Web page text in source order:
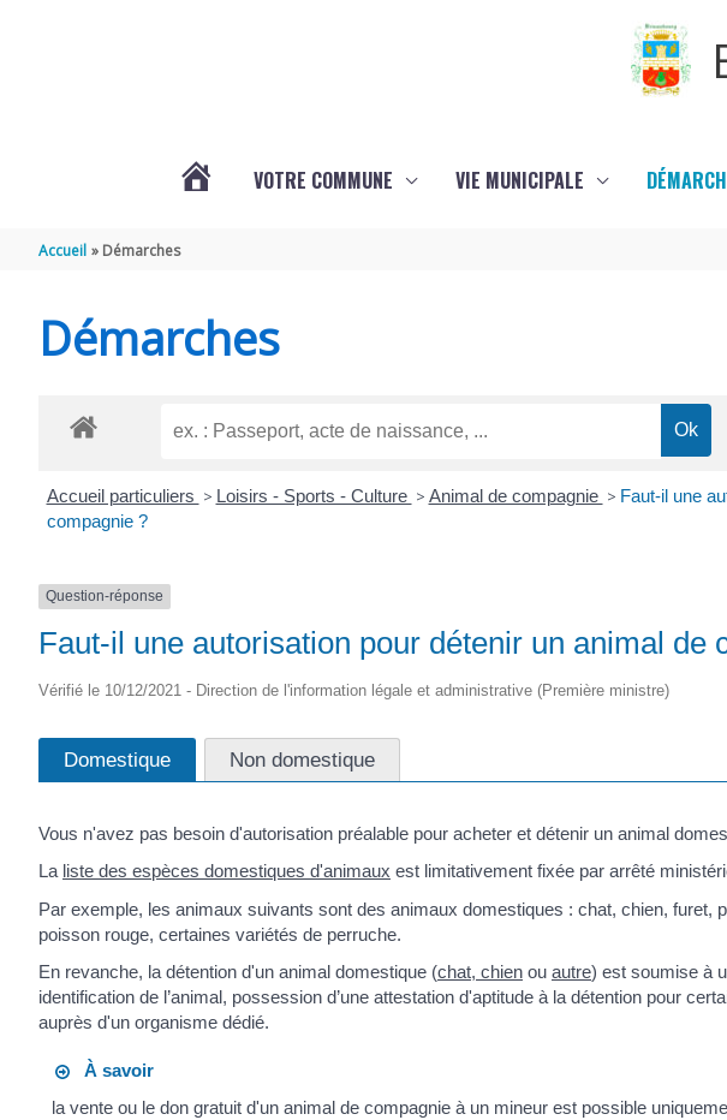
VOTRE COMMUNE VIE MUNICIPALE
Accueil Démarches
Démarches
Accueil particuliers > Loisirs - Sports - Culture > Animal de compagnie > Faut-il une
compagnie ?
Question-réponse
Faut-il une autorisation pour détenir un animal de
Vérifié le 10/12/2021 - Direction de l'information légale et administrative (Première ministre)
Domestique Non domestique
Vous n'avez pas besoin d'autorisation préalable pour acheter et détenir un animal
La liste des espèces domestiques d'animaux est limitativement fixée par arrêté
Par exemple, les animaux suivants sont des animaux domestiques : chat, chien, furet,
poisson rouge, certaines variétés de perruche.
En revanche, la détention d'un animal domestique (chat, chien ou autre) est soumise à
identification de l’animal, possession d’une attestation d'aptitude à la détention pour
auprès d'un organisme dédié.
À savoir
la vente ou le don gratuit d'un animal de compagnie à un mineur est possible